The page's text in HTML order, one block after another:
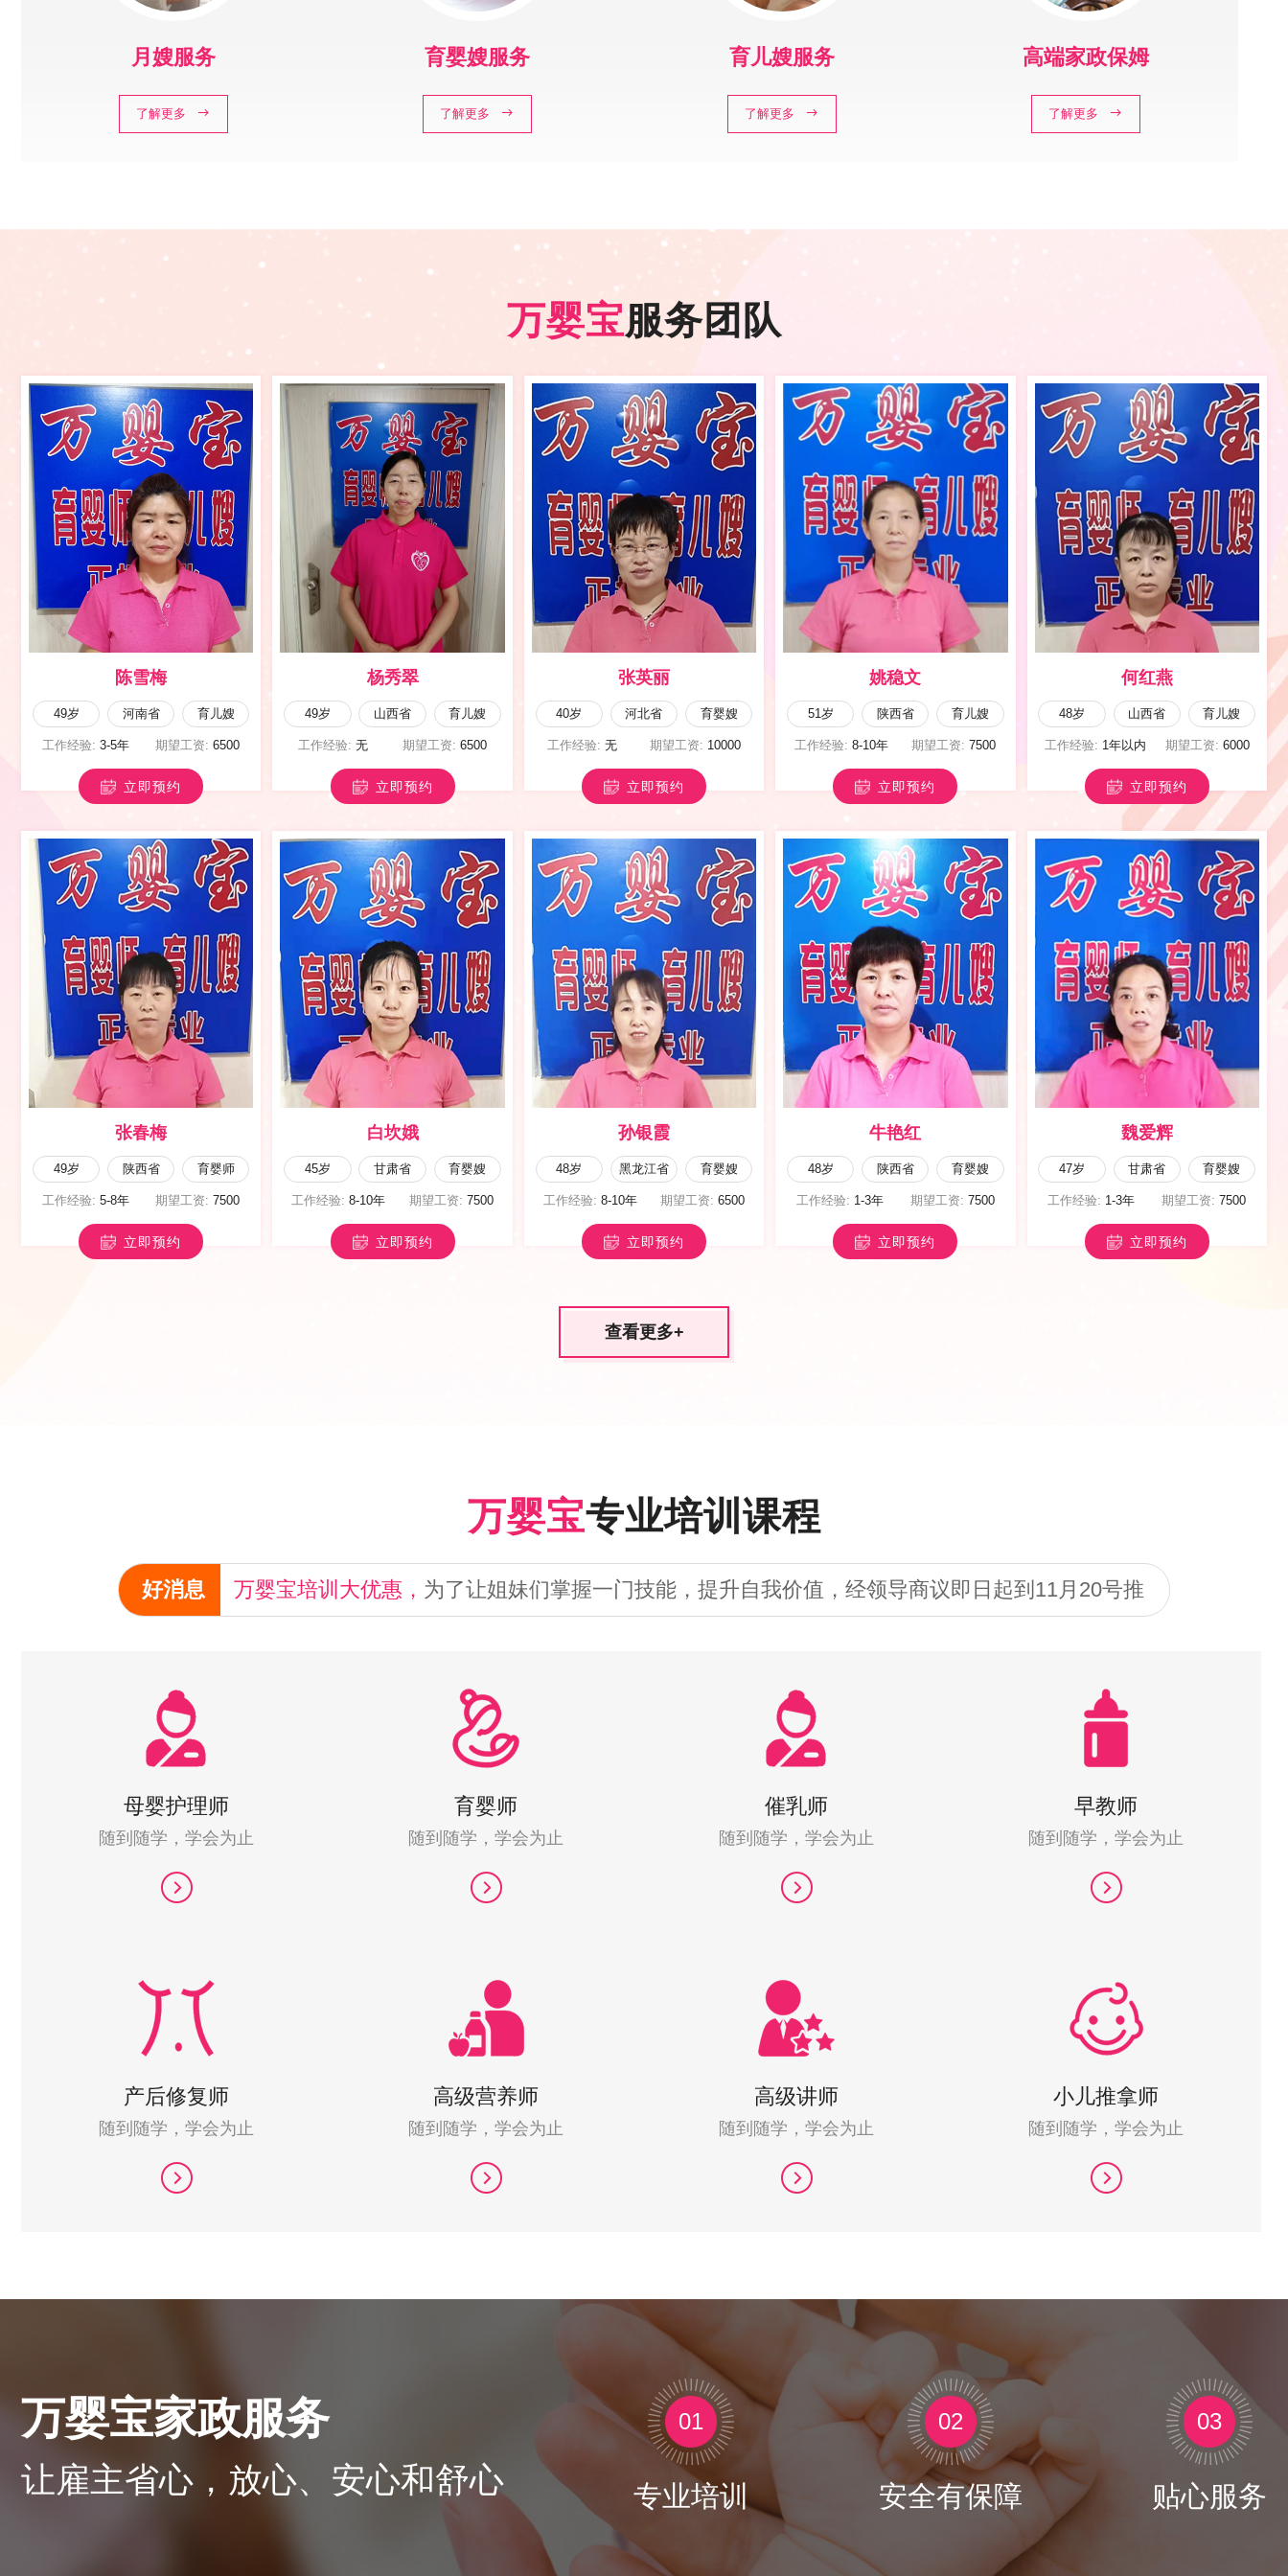
月嫂服务
了解更多
育婴嫂服务
了解更多
育儿嫂服务
了解更多
高端家政保姆
了解更多
万婴宝服务团队
陈雪梅
49岁 河南省 育儿嫂
工作经验: 3-5年 期望工资:6500
立即预约
杨秀翠
49岁 山西省 育儿嫂
工作经验: 无 期望工资:6500
立即预约
张英丽
40岁 河北省 育婴嫂
工作经验:无 期望工资: 10000
立即预约
姚稳文
51岁 陕西省 育儿嫂
工作经验:8-10年 期望工资:7500
立即预约
何红燕
48岁 山西省 育儿嫂
工作经验: 1年以内 期望工资: 6000
立即预约
张春梅
49岁 陕西省 育婴师
工作经验: 5-8年 期望工资:7500
立即预约
白坎娥
45岁 甘肃省 育婴嫂
工作经验:8-10年 期望工资: 7500
立即预约
孙银霞
48岁 黑龙江省 育婴嫂
工作经验: 8-10年 期望工资:6500
立即预约
牛艳红
48岁 陕西省 育婴嫂
工作经验: 1-3年 期望工资: 7500
立即预约
魏爱辉
47岁 甘肃省 育婴嫂
工作经验: 1-3年 期望工资:7500
立即预约
查看更多+
万婴宝专业培训课程
好消息 万婴宝培训大优惠， 为了让姐妹们掌握一门技能，提升自我价值，经领导商议即日起到11月20号推
母婴护理师
随到随学，学会为止
育婴师
随到随学，学会为止
催乳师
随到随学，学会为止
早教师
随到随学，学会为止
产后修复师
随到随学，学会为止
高级营养师
随到随学，学会为止
高级讲师
随到随学，学会为止
小儿推拿师
随到随学，学会为止
万婴宝家政服务
让雇主省心，放心、安心和舒心
01
专业培训
02
安全有保障
03
贴心服务